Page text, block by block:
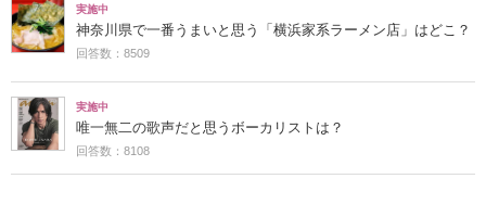
実施中
神奈川県で一番うまいと思う「横浜家系ラーメン店」はどこ？
回答数：8509
実施中
唯一無二の歌声だと思うボーカリストは？
回答数：8108